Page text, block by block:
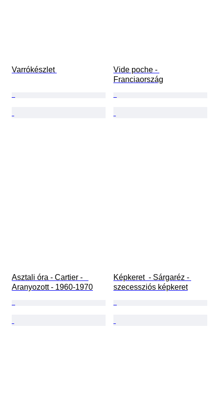
Varrókészlet
Vide poche -
Franciaország
Asztali óra - Cartier -
Aranyozott - 1960-1970
Képkeret  - Sárgaréz -
szecessziós képkeret